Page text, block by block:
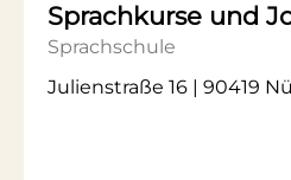
Sprachkurse und
Sprachschule
Julienstraße 16 | 90419